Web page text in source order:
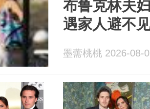
布鲁克林夫
遇家人避不
墨薷桃桃 2026-08-